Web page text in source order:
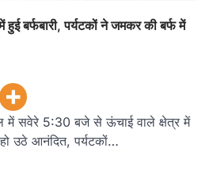
हुई बर्फबारी, पर्यटकों ने जमकर की बर्फ में
में सवेरे 5:30 बजे से ऊंचाई वाले क्षेत्र में
हो उठे आनंदित, पर्यटकों…
कुमाऊं ख़बरें नैनीताल